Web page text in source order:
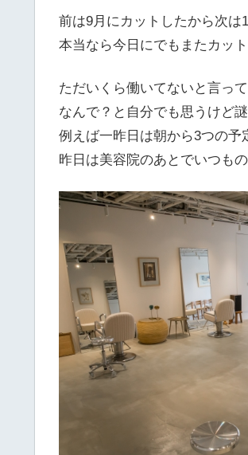
前は9月にカットしたから次は
本当なら今日にでもまたカッ
ただいくら働いてないと言っ
なんで？と自分でも思うけど
例えば一昨日は朝から3つの予
昨日は美容院のあとでいつも